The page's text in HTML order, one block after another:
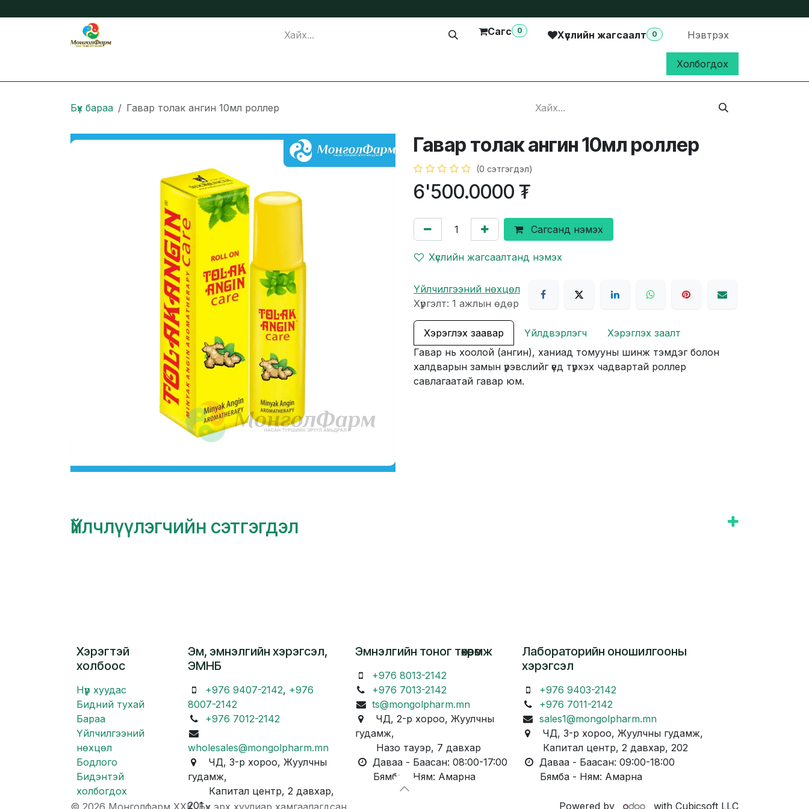
Сагс 0 Хүслийн жагсаалт 0 Нэвтрэх
Холбогдох
Бүх бараа Гавар толак ангин 10мл роллер
Гавар толак ангин 10мл роллер
(0 сэтгэгдэл)
6'500.0000 ₮
Сагсанд нэмэх
Хүслийн жагсаалтанд нэмэх
Үйлчилгээний нөхцөл
Хүргэлт: 1 ажлын өдөр
Хэрэглэх заавар Үйлдвэрлэгч
Хэрэглэх заалт
Гавар нь хоолой (ангин), ханиад томууны шинж тэмдэг болон
халдварын замын үрэвслийг үед түрхэх чадвартай роллер
савлагаатай гавар юм.
Үйлчлүүлэгчийн сэтгэгдэл
Хэрэгтэй
холбоос
Нүүр хуудас
Бидний тухай
Бараа
Үйлчилгээний
нөхцөл
Бодлого
Бидэнтэй
холбогдох
Эм, эмнэлгийн хэрэгсэл,
ЭМНБ
+976 9407-2142, +976
8007-2142
+976 7012-2142
wholesales@mongolpharm.mn
ЧД, 3-р хороо, Жуулчны
гудамж,
Капитал центр, 2 давхар,
201
Лабораторийн оношилгооны
хэрэгсэл
+976 9403-2142
+976 7011-2142
sales1@mongolpharm.mn
ЧД, 3-р хороо, Жуулчны гудамж,
Капитал центр, 2 давхар, 202
Даваа - Баасан: 09:00-18:00
Бямба - Ням: Амарна
Эмнэлгийн тоног төхөөрөмж
+976 8013-2142
+976 7013-2142
ts@mongolpharm.mn
ЧД, 2-р хороо, Жуулчны
гудамж,
Назо тауэр, 7 давхар
Даваа - Баасан: 08:00-17:00
Бямба - Ням: Амарна
© 2026 Монголфарм ХХК. Бүх эрх хуулиар хамгаалагдсан. Powered by with Cubicsoft LLC